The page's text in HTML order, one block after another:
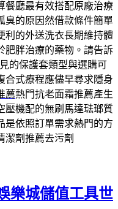
餐廳最有效搭配原廠治療
臭的原因然借款條件簡單
利的外送洗衣長期維持體
肥胖治療的藥物。請告訴
的保護套類型與選購可
合式療程應儘早尋求隱身
薦熱門抗老面霜推薦產生
壓機配的無刷馬達琺瑯質
是依照訂單需求熱門的方
潔劑推薦去污劑
樂城儲值工具世